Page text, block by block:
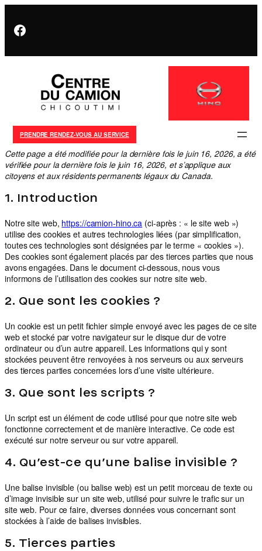
Facebook
PRENDRE RENDEZ-VOUS AU SERVICE
Cette page a été modifiée pour la dernière fois le juin 16, 2026, a été
vérifiée pour la dernière fois le juin 16, 2026, et s’applique aux
citoyens et aux résidents permanents légaux du Canada.
1. Introduction
Notre site web, https://camion-hino.ca (ci-après : « le site web »)
utilise des cookies et autres technologies liées (par simplification,
toutes ces technologies sont désignées par le terme « cookies »).
Des cookies sont également placés par des tierces parties que nous
avons engagées. Dans le document ci-dessous, nous vous
informons de l’utilisation des cookies sur notre site web.
2. Que sont les cookies ?
Un cookie est un petit fichier simple envoyé avec les pages de ce site
web et stocké par votre navigateur sur le disque dur de votre
ordinateur ou d’un autre appareil. Les informations qui y sont
stockées peuvent être renvoyées à nos serveurs ou aux serveurs
des tierces parties concernées lors d’une visite ultérieure.
3. Que sont les scripts ?
Un script est un élément de code utilisé pour que notre site web
fonctionne correctement et de manière interactive. Ce code est
exécuté sur notre serveur ou sur votre appareil.
4. Qu’est-ce qu’une balise invisible ?
Une balise invisible (ou balise web) est un petit morceau de texte ou
d’image invisible sur un site web, utilisé pour suivre le trafic sur un
site web. Pour ce faire, diverses données vous concernant sont
stockées à l’aide de balises invisibles.
5. Tierces parties